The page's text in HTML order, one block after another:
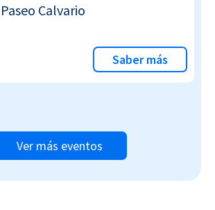
Paseo Calvario
Saber más
Ver más eventos